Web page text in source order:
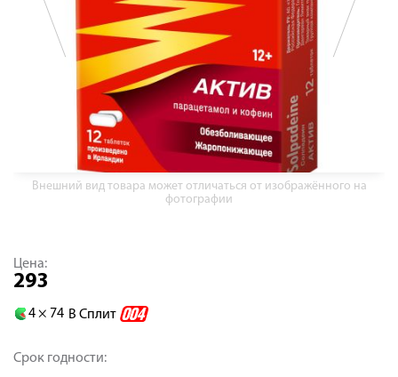
Внешний вид товара может отличаться от изображённого на
фотографии
Цена:
293
4 × 74 В Сплит
Срок годности: